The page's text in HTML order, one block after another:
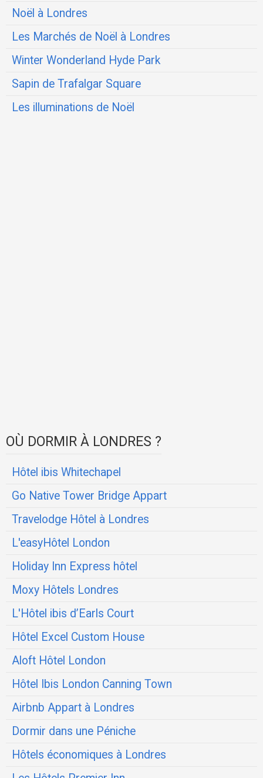
Noël à Londres
Les Marchés de Noël à Londres
Winter Wonderland Hyde Park
Sapin de Trafalgar Square
Les illuminations de Noël
OÙ DORMIR À LONDRES ?
Hôtel ibis Whitechapel
Go Native Tower Bridge Appart
Travelodge Hôtel à Londres
L'easyHôtel London
Holiday Inn Express hôtel
Moxy Hôtels Londres
L'Hôtel ibis d’Earls Court
Hôtel Excel Custom House
Aloft Hôtel London
Hôtel Ibis London Canning Town
Airbnb Appart à Londres
Dormir dans une Péniche
Hôtels économiques à Londres